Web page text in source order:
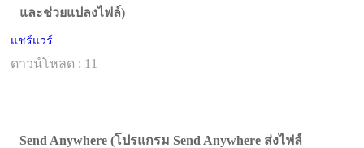
และช่วยแปลงไฟล์)
แชร์แวร์
ดาวน์โหลด : 11
Send Anywhere (โปรแกรม Send Anywhere ส่งไฟล์